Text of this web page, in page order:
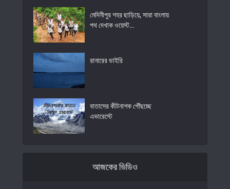
মেদিনীপুর শহর ছাড়িয়ে, সারা বাংলায়
পথ দেখাক ওয়েস্ট...
রানারের ডাইরি
বাতাসের কীটনাশক পৌঁছচ্ছে
এভারেস্টে
আজকের ভিডিও